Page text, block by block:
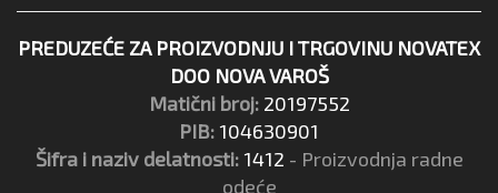
PREDUZEĆE ZA PROIZVODNJU I TRGOVINU NOVATEX
DOO NOVA VAROŠ
Matični broj: 20197552
PIB: 104630901
Šifra i naziv delatnosti: 1412 - Proizvodnja radne
odeće